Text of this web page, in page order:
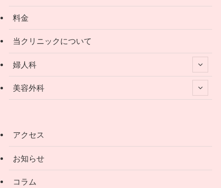
料金
当クリニックについて
婦人科
美容外科
アクセス
お知らせ
コラム